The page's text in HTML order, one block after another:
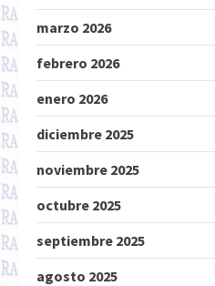
marzo 2026
febrero 2026
enero 2026
diciembre 2025
noviembre 2025
octubre 2025
septiembre 2025
agosto 2025